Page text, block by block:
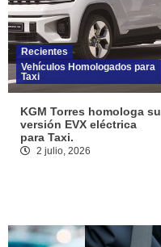
Recientes
Vehículos Homologados para
Taxi
KGM Torres homologa su
versión EVX eléctrica
para Taxi.
2 julio, 2026